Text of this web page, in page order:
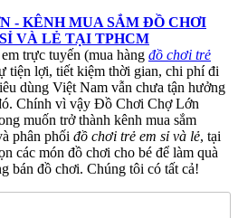
- KÊNH MUA SẮM ĐỒ CHƠI
VÀ LẺ TẠI TPHCM
trực tuyến (mua hàng đồ chơi trẻ
tiện lợi, tiết kiệm thời gian, chi phí đi
dùng Việt Nam vẫn chưa tận hưởng
Chính vì vậy Đồ Chơi Chợ Lớn
muốn trở thành kênh mua sắm
phân phối đồ chơi trẻ em sỉ và lẻ, tại
các món đồ chơi cho bé để làm quà
bán đồ chơi. Chúng tôi có tất cả!